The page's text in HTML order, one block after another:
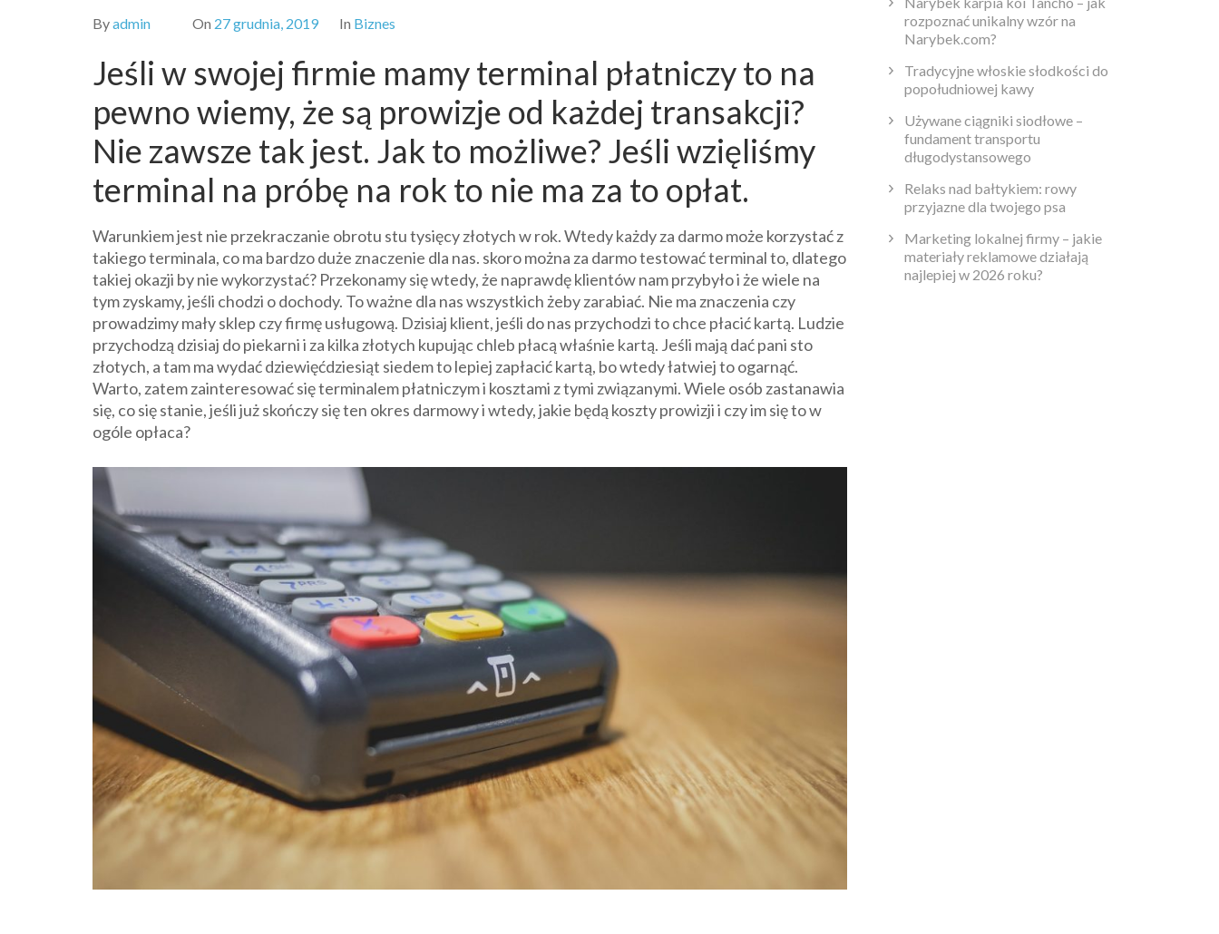
Byadmin On 27 grudnia, 2019 In Biznes
Jeśli w swojej firmie mamy terminal płatniczy to na
pewno wiemy, że są prowizje od każdej transakcji?
Nie zawsze tak jest. Jak to możliwe? Jeśli wzięliśmy
terminal na próbę na rok to nie ma za to opłat.
Warunkiem jest nie przekraczanie obrotu stu tysięcy złotych w rok. Wtedy każdy za darmo może korzystać z
takiego terminala, co ma bardzo duże znaczenie dla nas. skoro można za darmo testować terminal to, dlatego
takiej okazji by nie wykorzystać? Przekonamy się wtedy, że naprawdę klientów nam przybyło i że wiele na
tym zyskamy, jeśli chodzi o dochody. To ważne dla nas wszystkich żeby zarabiać. Nie ma znaczenia czy
prowadzimy mały sklep czy firmę usługową. Dzisiaj klient, jeśli do nas przychodzi to chce płacić kartą. Ludzie
przychodzą dzisiaj do piekarni i za kilka złotych kupując chleb płacą właśnie kartą. Jeśli mają dać pani sto
złotych, a tam ma wydać dziewięćdziesiąt siedem to lepiej zapłacić kartą, bo wtedy łatwiej to ogarnąć.
Warto, zatem zainteresować się terminalem płatniczym i kosztami z tymi związanymi. Wiele osób zastanawia
się, co się stanie, jeśli już skończy się ten okres darmowy i wtedy, jakie będą koszty prowizji i czy im się to w
ogóle opłaca?
rozpoznać unikalny wzór na
Narybek.com?
Tradycyjne włoskie słodkości do
popołudniowej kawy
Używane ciągniki siodłowe –
fundament transportu
długodystansowego
Relaks nad bałtykiem: rowy
przyjazne dla twojego psa
Marketing lokalnej firmy – jakie
materiały reklamowe działają
najlepiej w 2026 roku?